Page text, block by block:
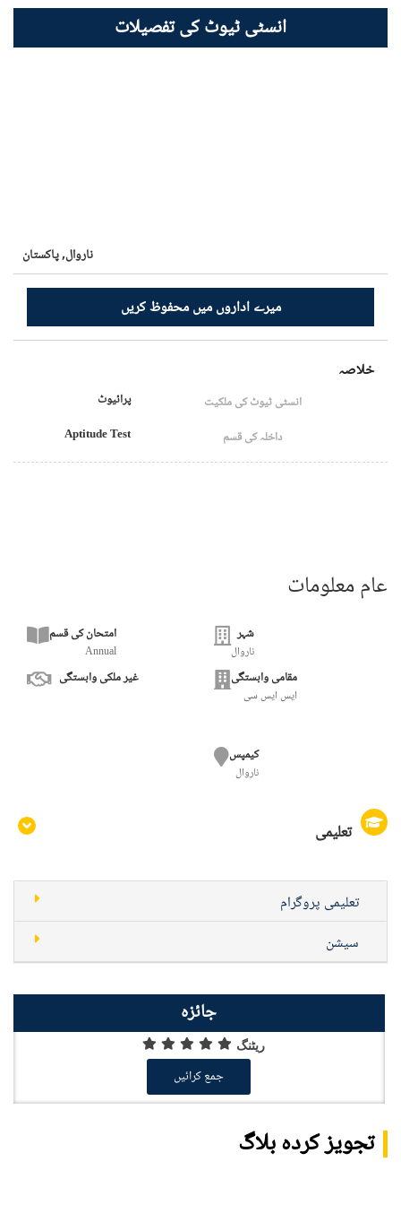
انسٹی ٹیوٹ کی تفصیلات
ناروال,پاکستان
میرے اداروں میں محفوظ کریں
خلاصہ
انسٹی ٹیوٹ کی ملکیت
پرائیوٹ
داخلہ کی قسم
Aptitude Test
عام معلومات
شہر
ناروال
امتحان کی قسم
Annual
مقامی وابستگی
ایس ایس سی
غیر ملکی وابستگی
کیمپس
ناروال
تعلیمی
تعلیمی پروگرام
سیشن
جائزہ
ریٹنگ
جمع کرائیں
تجویز کردہ بلاگ